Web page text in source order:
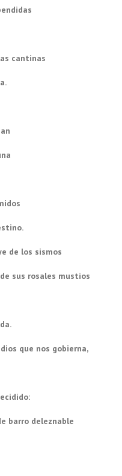
cantinas
de los sismos
sus rosales mustios
que nos gobierna,
decidido:
barro deleznable